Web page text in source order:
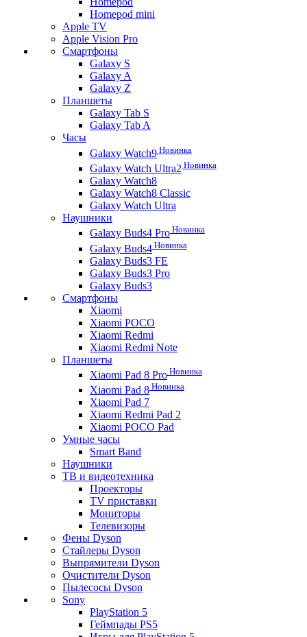
Homepod mini
Apple TV
Apple Vision Pro
Смартфоны
Galaxy S
Galaxy A
Galaxy Z
Планшеты
Galaxy Tab S
Galaxy Tab A
Часы
Galaxy Watch9 Новинка
Galaxy Watch Ultra2 Новинка
Galaxy Watch8
Galaxy Watch8 Classic
Galaxy Watch Ultra
Наушники
Galaxy Buds4 Pro Новинка
Galaxy Buds4 Новинка
Galaxy Buds3 FE
Galaxy Buds3 Pro
Galaxy Buds3
Смартфоны
Xiaomi
Xiaomi POCO
Xiaomi Redmi
Xiaomi Redmi Note
Планшеты
Xiaomi Pad 8 Pro Новинка
Xiaomi Pad 8 Новинка
Xiaomi Pad 7
Xiaomi Redmi Pad 2
Xiaomi POCO Pad
Умные часы
Smart Band
Наушники
ТВ и видеотехника
Проекторы
TV приставки
Мониторы
Телевизоры
Фены Dyson
Стайлеры Dyson
Выпрямители Dyson
Очистители Dyson
Пылесосы Dyson
Sony
PlayStation 5
Геймпады PS5